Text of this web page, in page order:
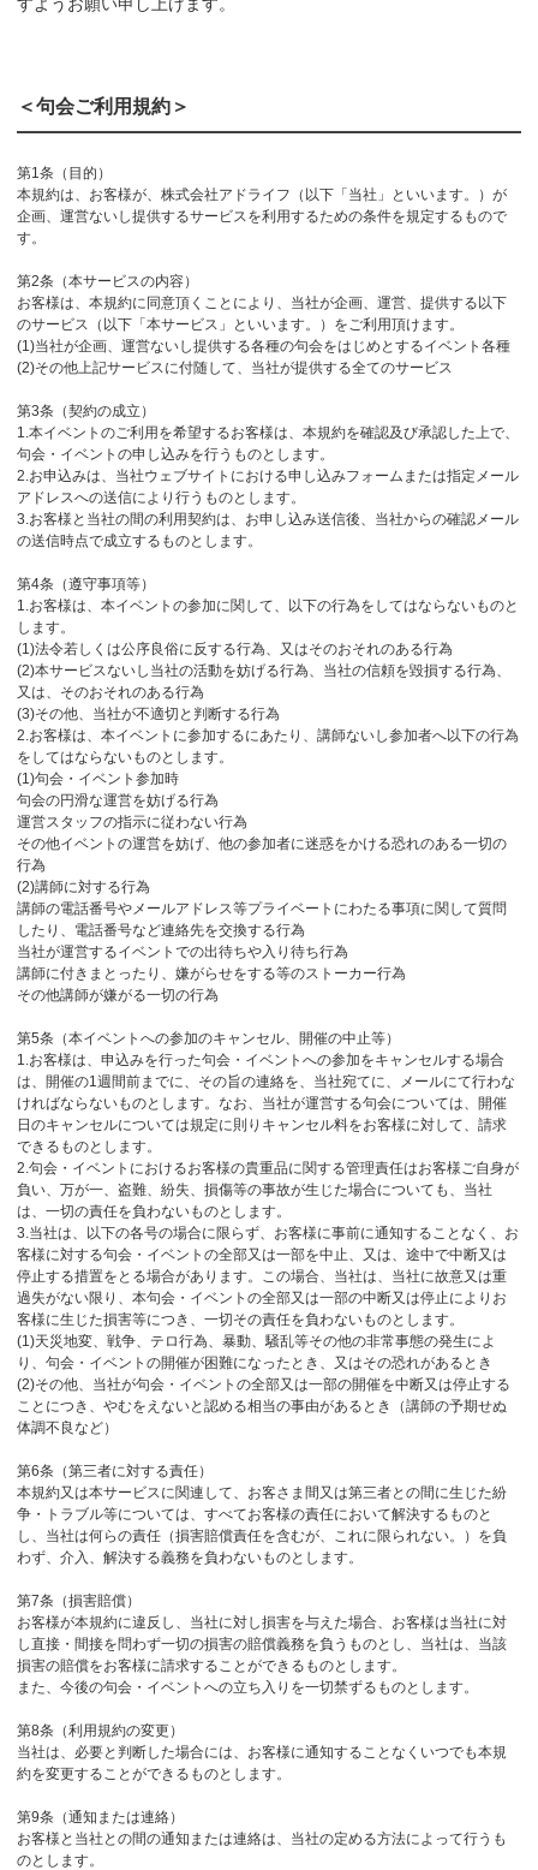
＜句会ご利用規約＞
第1条（目的）
本規約は、お客様が、株式会社アドライフ（以下「当社」といいます。）が
企画、運営ないし提供するサービスを利用するための条件を規定するもので
す。
第2条（本サービスの内容）
お客様は、本規約に同意頂くことにより、当社が企画、運営、提供する以下
のサービス（以下「本サービス」といいます。）をご利用頂けます。
(1)当社が企画、運営ないし提供する各種の句会をはじめとするイベント各種
(2)その他上記サービスに付随して、当社が提供する全てのサービス
第3条（契約の成立）
1.本イベントのご利用を希望するお客様は、本規約を確認及び承認した上で、
句会・イベントの申し込みを行うものとします。
2.お申込みは、当社ウェブサイトにおける申し込みフォームまたは指定メール
アドレスへの送信により行うものとします。
3.お客様と当社の間の利用契約は、お申し込み送信後、当社からの確認メール
の送信時点で成立するものとします。
第4条（遵守事項等）
1.お客様は、本イベントの参加に関して、以下の行為をしてはならないものと
します。
(1)法令若しくは公序良俗に反する行為、又はそのおそれのある行為
(2)本サービスないし当社の活動を妨げる行為、当社の信頼を毀損する行為、
又は、そのおそれのある行為
(3)その他、当社が不適切と判断する行為
2.お客様は、本イベントに参加するにあたり、講師ないし参加者へ以下の行為
をしてはならないものとします。
(1)句会・イベント参加時
句会の円滑な運営を妨げる行為
運営スタッフの指示に従わない行為
その他イベントの運営を妨げ、他の参加者に迷惑をかける恐れのある一切の
行為
(2)講師に対する行為
講師の電話番号やメールアドレス等プライベートにわたる事項に関して質問
したり、電話番号など連絡先を交換する行為
当社が運営するイベントでの出待ちや入り待ち行為
講師に付きまとったり、嫌がらせをする等のストーカー行為
その他講師が嫌がる一切の行為
第5条（本イベントへの参加のキャンセル、開催の中止等）
1.お客様は、申込みを行った句会・イベントへの参加をキャンセルする場合
は、開催の1週間前までに、その旨の連絡を、当社宛てに、メールにて行わな
ければならないものとします。なお、当社が運営する句会については、開催
日のキャンセルについては規定に則りキャンセル料をお客様に対して、請求
できるものとします。
2.句会・イベントにおけるお客様の貴重品に関する管理責任はお客様ご自身が
負い、万が一、盗難、紛失、損傷等の事故が生じた場合についても、当社
は、一切の責任を負わないものとします。
3.当社は、以下の各号の場合に限らず、お客様に事前に通知することなく、お
客様に対する句会・イベントの全部又は一部を中止、又は、途中で中断又は
停止する措置をとる場合があります。この場合、当社は、当社に故意又は重
過失がない限り、本句会・イベントの全部又は一部の中断又は停止によりお
客様に生じた損害等につき、一切その責任を負わないものとします。
(1)天災地変、戦争、テロ行為、暴動、騒乱等その他の非常事態の発生によ
り、句会・イベントの開催が困難になったとき、又はその恐れがあるとき
(2)その他、当社が句会・イベントの全部又は一部の開催を中断又は停止する
ことにつき、やむをえないと認める相当の事由があるとき（講師の予期せぬ
体調不良など）
第6条（第三者に対する責任）
本規約又は本サービスに関連して、お客さま間又は第三者との間に生じた紛
争・トラブル等については、すべてお客様の責任において解決するものと
し、当社は何らの責任（損害賠償責任を含むが、これに限られない。）を負
わず、介入、解決する義務を負わないものとします。
第7条（損害賠償）
お客様が本規約に違反し、当社に対し損害を与えた場合、お客様は当社に対
し直接・間接を問わず一切の損害の賠償義務を負うものとし、当社は、当該
損害の賠償をお客様に請求することができるものとします。
また、今後の句会・イベントへの立ち入りを一切禁ずるものとします。
第8条（利用規約の変更）
当社は、必要と判断した場合には、お客様に通知することなくいつでも本規
約を変更することができるものとします。
第9条（通知または連絡）
お客様と当社との間の通知または連絡は、当社の定める方法によって行うも
のとします。